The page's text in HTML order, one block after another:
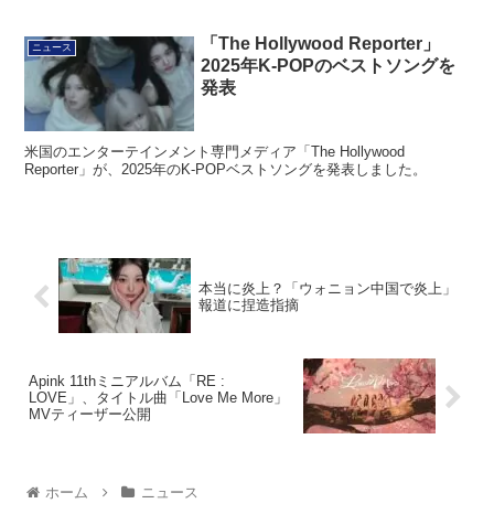
ニュース
「The Hollywood Reporter」
2025年K-POPのベストソングを
発表
米国のエンターテインメント専門メディア「The Hollywood
Reporter」が、2025年のK-POPベストソングを発表しました。
本当に炎上？「ウォニョン中国で炎上」
報道に捏造指摘
Apink 11thミニアルバム「RE :
LOVE」、タイトル曲「Love Me More」
MVティーザー公開
ホーム ニュース